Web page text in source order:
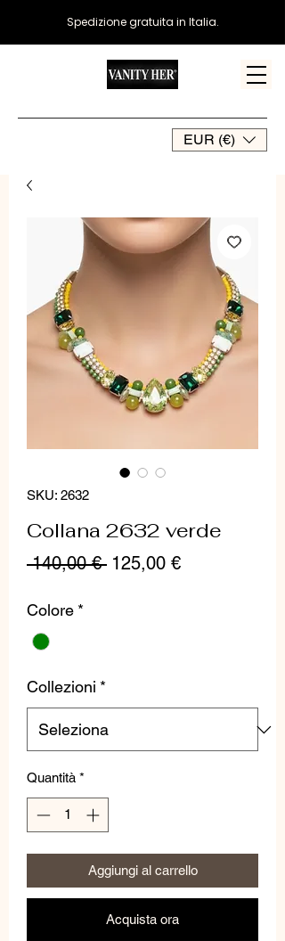
EUR (€)
Spedizione gratuita in Italia.
SKU: 2632
Collana 2632 verde
140,00 € Prezzo
125,00 €Prezzo
Colore *
Collezioni *
Quantità *
Aggiungi al carrello
Acquista ora